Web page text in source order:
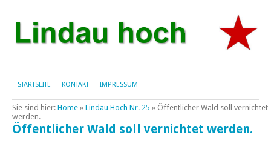
STARTSEITE KONTAKT IMPRESSUM
Sie sind hier: Home » Lindau Hoch Nr. 25 » Öffentlicher Wald soll vernichtet
werden.
Öffentlicher Wald soll vernichtet werden.